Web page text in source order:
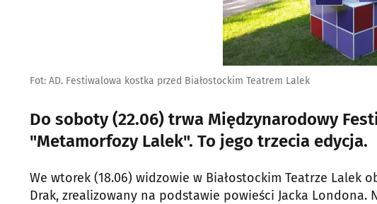
Fot: AD. Festiwalowa kostka przed Białostockim Teatrem Lalek
Do soboty (22.06) trwa Międzynarodowy
"Metamorfozy Lalek". To jego trzecia edycja.
We wtorek (18.06) widzowie w Białostockim Teatrze Lalek
Drak, zrealizowany na podstawie powieści Jacka Londona.